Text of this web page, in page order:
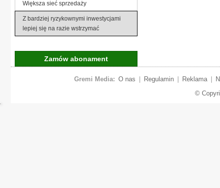
Większa sieć sprzedaży
Z bardziej ryzykownymi inwestycjami
lepiej się na razie wstrzymać
Zamów abonament
Gremi Media: O nas Regulamin Reklama
©